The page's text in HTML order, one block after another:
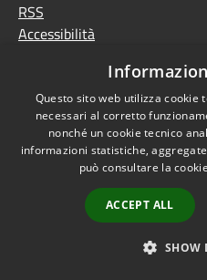
RSS
Accessibilità
Mappa del sito
Questo sito web utilizza
necessari al corretto
nonché un cookie tecnico
informazioni statistiche,
può consultare la
ACCEPT ALL
SHOW